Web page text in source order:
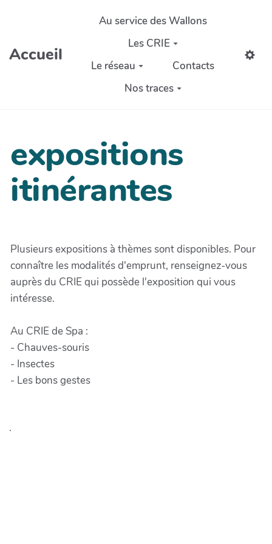
Aller au contenu principal
Accueil
Au service des Wallons
Les CRIE
Le réseau
Contacts
Nos traces
expositions
itinérantes
Plusieurs expositions à thèmes sont disponibles. Pour
connaître les modalités d'emprunt, renseignez-vous
auprès du CRIE qui possède l'exposition qui vous
intéresse.
Au CRIE de Spa :
- Chauves-souris
- Insectes
- Les bons gestes
.